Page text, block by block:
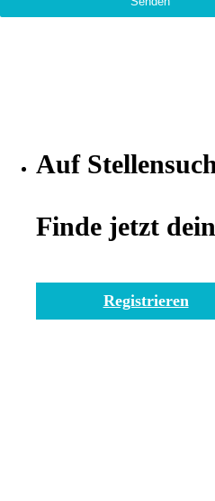
Auf
Finde jetzt
Registrieren